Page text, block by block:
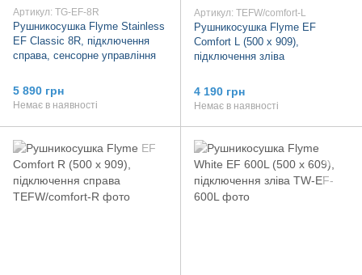
Артикул: TG-EF-8R
Рушникосушка Flyme Stainless
EF Classic 8R, підключення
справа, сенсорне управління
5 890 грн
Немає в наявності
Артикул: TEFW/comfort-L
Рушникосушка Flyme EF
Comfort L (500 х 909),
підключення зліва
4 190 грн
Немає в наявності